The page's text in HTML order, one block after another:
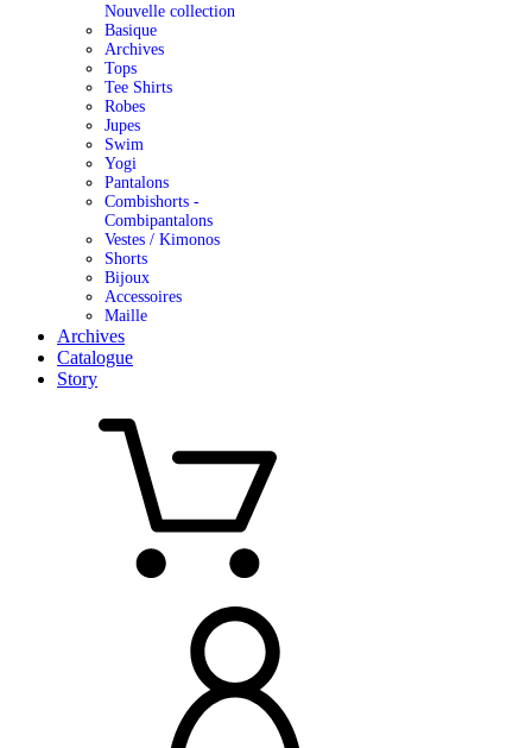
Nouvelle collection
Basique
Archives
Tops
Tee Shirts
Robes
Jupes
Swim
Yogi
Pantalons
Combishorts -
Combipantalons
Vestes / Kimonos
Shorts
Bijoux
Accessoires
Maille
Archives
Catalogue
Story